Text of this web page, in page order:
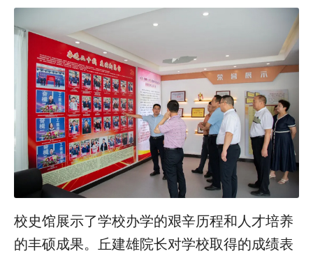
校史馆展示了学校办学的艰辛历程和人才培养
的丰硕成果。丘建雄院长对学校取得的成绩表